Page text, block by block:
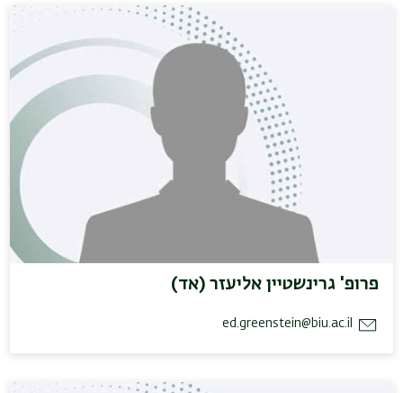
פרופ' גרינשטיין אליעזר (אד)
ed.greenstein@biu.ac.il